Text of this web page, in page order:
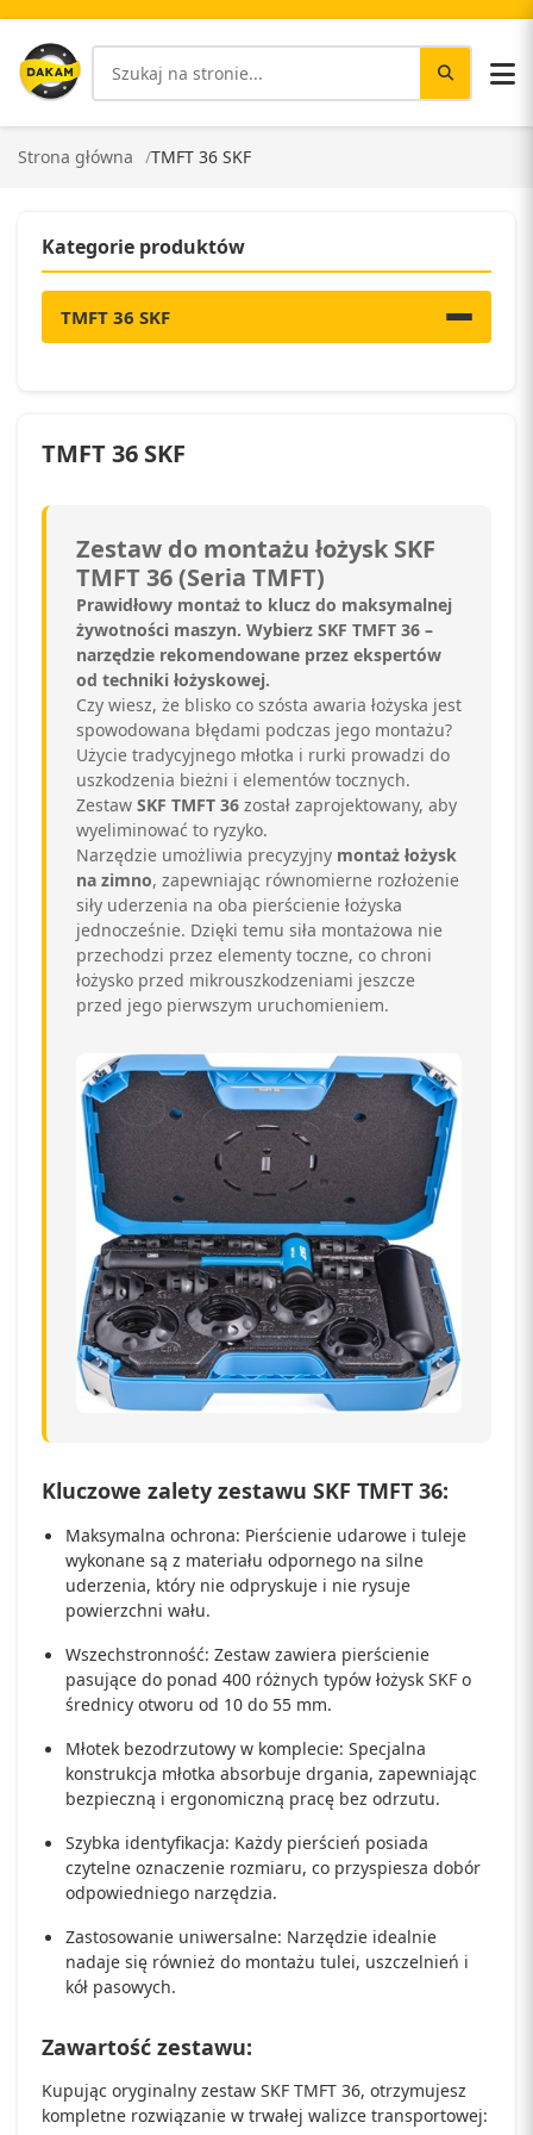
Strona główna TMFT 36 SKF
Kategorie produktów
TMFT 36 SKF
TMFT 36 SKF
Zestaw do montażu łożysk SKF
TMFT 36 (Seria TMFT)
Prawidłowy montaż to klucz do maksymalnej
żywotności maszyn. Wybierz SKF TMFT 36 –
narzędzie rekomendowane przez ekspertów
od techniki łożyskowej.
Czy wiesz, że blisko co szósta awaria łożyska jest
spowodowana błędami podczas jego montażu?
Użycie tradycyjnego młotka i rurki prowadzi do
uszkodzenia bieżni i elementów tocznych.
Zestaw SKF TMFT 36 został zaprojektowany, aby
wyeliminować to ryzyko.
Narzędzie umożliwia precyzyjny montaż łożysk
na zimno, zapewniając równomierne rozłożenie
siły uderzenia na oba pierścienie łożyska
jednocześnie. Dzięki temu siła montażowa nie
przechodzi przez elementy toczne, co chroni
łożysko przed mikrouszkodzeniami jeszcze
przed jego pierwszym uruchomieniem.
Kluczowe zalety zestawu SKF TMFT 36:
Maksymalna ochrona: Pierścienie udarowe i tuleje
wykonane są z materiału odpornego na silne
uderzenia, który nie odpryskuje i nie rysuje
powierzchni wału.
Wszechstronność: Zestaw zawiera pierścienie
pasujące do ponad 400 różnych typów łożysk SKF o
średnicy otworu od 10 do 55 mm.
Młotek bezodrzutowy w komplecie: Specjalna
konstrukcja młotka absorbuje drgania, zapewniając
bezpieczną i ergonomiczną pracę bez odrzutu.
Szybka identyfikacja: Każdy pierścień posiada
czytelne oznaczenie rozmiaru, co przyspiesza dobór
odpowiedniego narzędzia.
Zastosowanie uniwersalne: Narzędzie idealnie
nadaje się również do montażu tulei, uszczelnień i
kół pasowych.
Zawartość zestawu:
Kupując oryginalny zestaw SKF TMFT 36, otrzymujesz
kompletne rozwiązanie w trwałej walizce transportowej: